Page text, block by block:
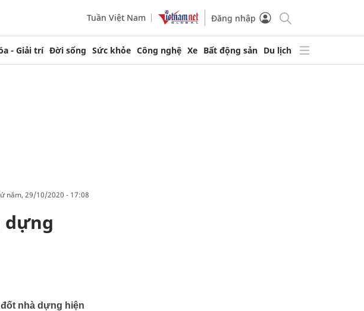
Tuần Việt Nam Đăng nhập
- Giải trí Đời sống Sức khỏe Công nghệ Xe Bất động sản Du lịch
năm, 29/10/2020 - 17:08
dựng
nhà dựng hiện